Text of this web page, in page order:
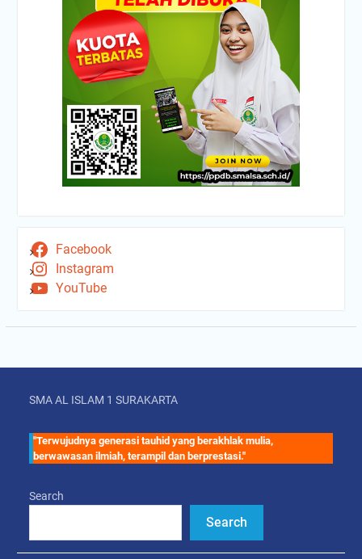
Facebook
Instagram
YouTube
SMA AL ISLAM 1 SURAKARTA
"Terwujudnya generasi tauhid yang berakhlak mulia,
berwawasan ilmiah, terampil dan berprestasi."
Search
Search